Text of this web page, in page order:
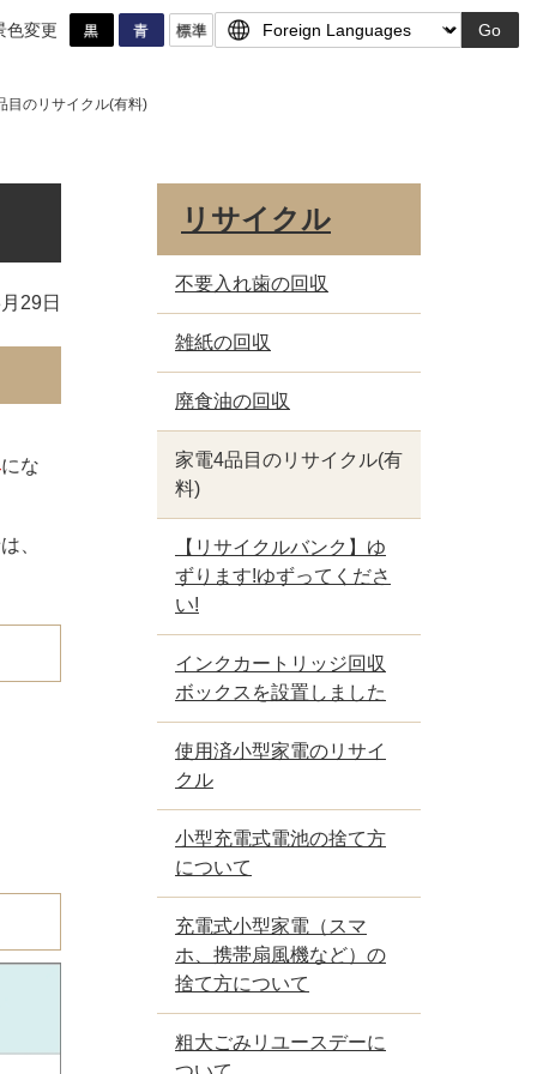
色変更 Go
目のリサイクル(有料)
29日
にな
、
リサイクル
不要入れ歯の回収
雑紙の回収
廃食油の回収
家電4品目のリサイクル(有
料)
【リサイクルバンク】ゆ
ずります!ゆずってくださ
い!
インクカートリッジ回収
ボックスを設置しました
使用済小型家電のリサイ
クル
小型充電式電池の捨て方
について
充電式小型家電（スマ
ホ、携帯扇風機など）の
捨て方について
粗大ごみリユースデーに